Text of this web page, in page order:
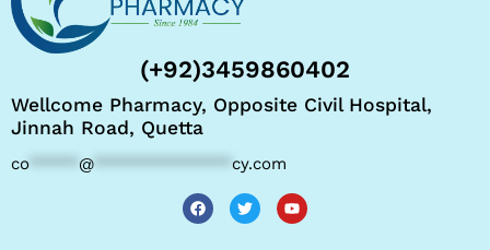
(+92)3459860402
Wellcome Pharmacy, Opposite Civil Hospital,
Jinnah Road, Quetta
co @ cy.com